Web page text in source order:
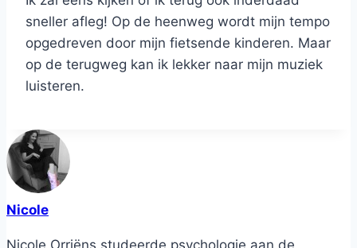
sneller afleg! Op de heenweg wordt mijn tempo
opgedreven door mijn fietsende kinderen. Maar
op de terugweg kan ik lekker naar mijn muziek
luisteren.
Nicole
Nicole Orriëns studeerde psychologie aan de